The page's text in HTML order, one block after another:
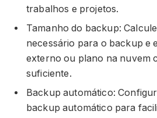
trabalhos e projetos.
Tamanho do backup:
necessário para o backup e
externo ou plano na nuvem
suficiente.
Backup automático:
backup automático para